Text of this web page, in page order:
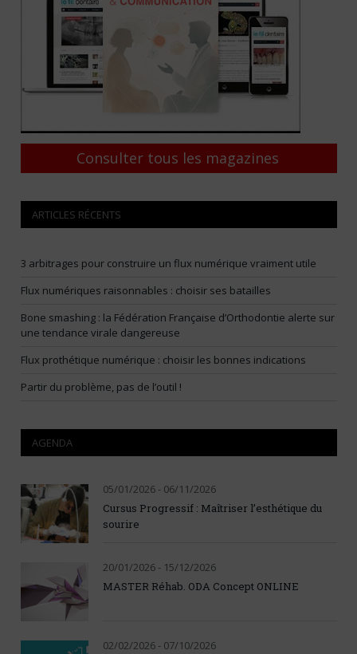
Consulter tous les magazines
ARTICLES RÉCENTS
3 arbitrages pour construire un flux numérique vraiment utile
Flux numériques raisonnables : choisir ses batailles
Bone smashing : la Fédération Française d’Orthodontie alerte sur
une tendance virale dangereuse
Flux prothétique numérique : choisir les bonnes indications
Partir du problème, pas de l’outil !
AGENDA
05/01/2026 - 06/11/2026
Cursus Progressif : Maîtriser l’esthétique du
sourire
20/01/2026 - 15/12/2026
MASTER Réhab. ODA Concept ONLINE
02/02/2026 - 07/10/2026